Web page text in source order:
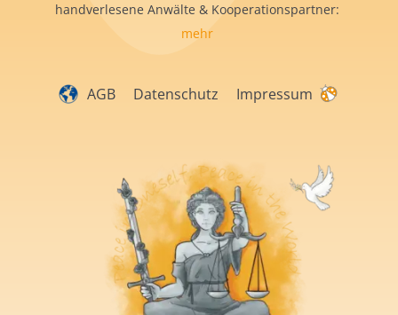
handverlesene Anwälte & Kooperationspartner:
mehr
AGB Datenschutz Impressum